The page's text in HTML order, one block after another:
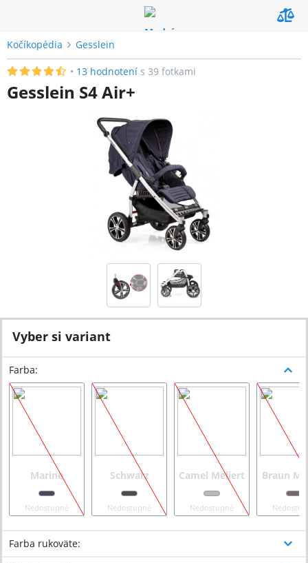
Kočíkopédia Gesslein
• 13hodnotení s 39fotkami
Gesslein S4 Air+
Vyber si variant
Farba:
Marine
Nedostupné
Schwarz
Nedostupné
Camel Meliert
Nedostupné
Braun
Farba rukoväte: